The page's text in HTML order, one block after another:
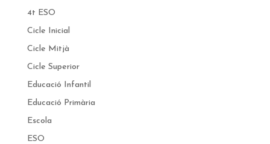
4t ESO
Cicle Inicial
Cicle Mitjà
Cicle Superior
Educació Infantil
Educació Primària
Escola
ESO